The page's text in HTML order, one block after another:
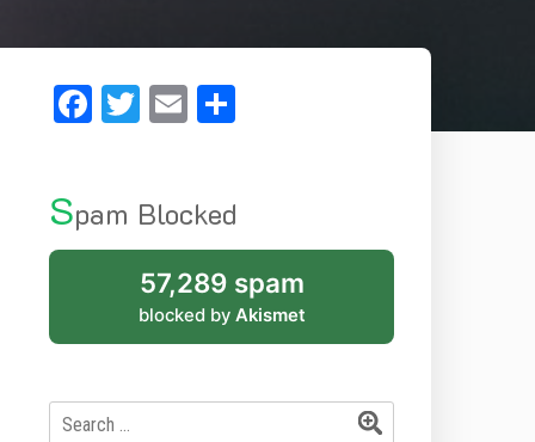
Facebook
Twitter
Email
Spam Blocked
57,289 spam
blocked by Akismet
Search